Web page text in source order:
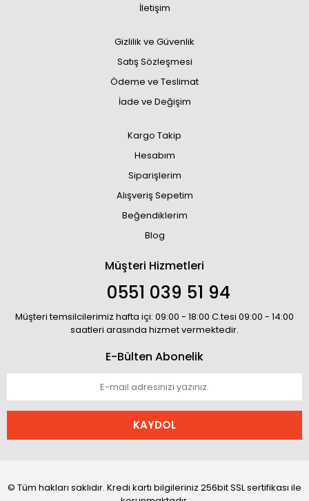
İletişim
Gizlilik ve Güvenlik
Satış Sözleşmesi
Ödeme ve Teslimat
İade ve Değişim
Kargo Takip
Hesabım
Siparişlerim
Alışveriş Sepetim
Beğendiklerim
Blog
Müşteri Hizmetleri
0551 039 51 94
Müşteri temsilcilerimiz hafta içi: 09:00 - 18:00 C.tesi 09:00 - 14:00
saatleri arasında hizmet vermektedir.
E-Bülten Abonelik
KAYDOL
© Tüm hakları saklıdır. Kredi kartı bilgileriniz 256bit SSL sertifikası ile